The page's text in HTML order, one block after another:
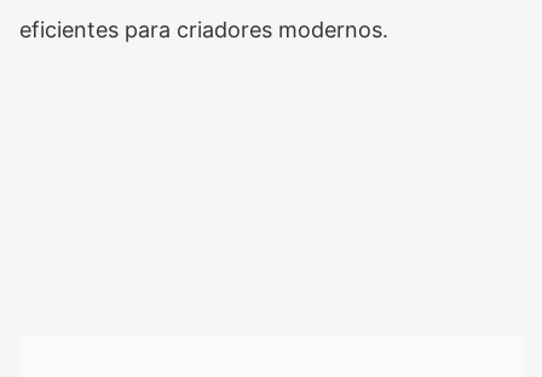
eficientes para criadores modernos.